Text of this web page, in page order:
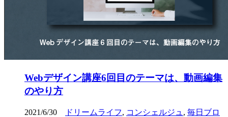
Webデザイン講座6回目のテーマは、動画編集
のやり方
2021/6/30 ドリームライフ, コンシェルジュ , 毎日ブロ